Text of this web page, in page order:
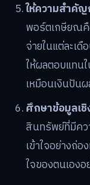
ให้ความสำคั
พอร์ตเกษียณคื
จ่ายในแต่ละเ
ให้ผลตอบแทน
เหมือนเงินปัน
ศึกษาข้อมูลเ
สินทรัพย์ที่มีคว
เข้าใจอย่างถ่
ใจของตนเองอ